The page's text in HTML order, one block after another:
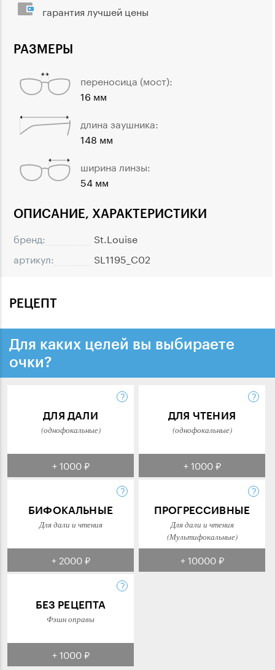
ОПИСАНИЕ, ХАРАКТЕРИСТИКИ
бренд:
St.Louise
артикул:
SL1195_C02
РАЗМЕРЫ
переносица (мост):
16 мм
длина заушника:
148 мм
ширина линзы:
54 мм
гарантия лучшей цены
РЕЦЕПТ
Для каких целей вы выбираете
очки?
ДЛЯ ДАЛИ
(однофокальные)
+ 1000 ₽
ДЛЯ ЧТЕНИЯ
(однофокальные)
+ 1000 ₽
БИФОКАЛЬНЫЕ
Для дали и чтения
+ 2000 ₽
ПРОГРЕССИВНЫЕ
Для дали и чтения
(Мультифокальные)
+ 10000 ₽
БЕЗ РЕЦЕПТА
Фэшн оправы
+ 1000 ₽